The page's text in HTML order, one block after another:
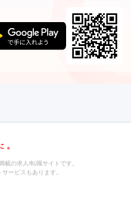
の求人/転職サイトです。
ービスもあります。